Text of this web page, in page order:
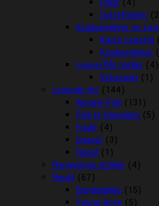
Plast (4)
Sutteflasker
Kradsemiljøer og
Katte Legetøj
Kradsemiljøer
Loppe/flåt midler (4)
Vetocanis (1)
Levende dyr (144)
Akvarie Fisk (131)
Fisk til Havedam (5)
Fugle (4)
Gnaver (3)
Reptil (1)
Rengørings artikler (4)
Reptil (67)
Bunddække (15)
Fauna Boxe (5)